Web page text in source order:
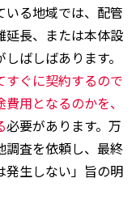
る地域では、配管
延長、または本体設
ばしばあります。
すぐに契約するので
用となるのかを、
必要があります。万
調査を依頼し、最終
発生しない」旨の明